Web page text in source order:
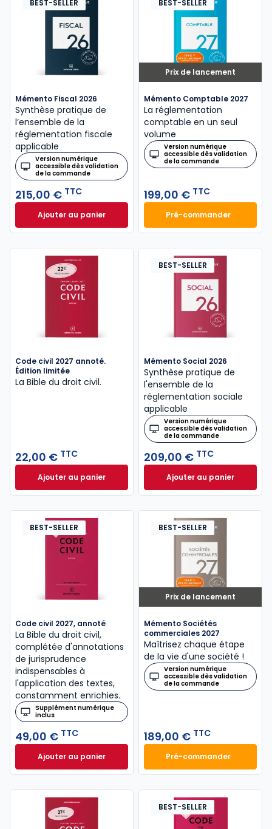
BEST-SELLER
Mémento Fiscal 2026
Synthèse pratique de
l’ensemble de la
réglementation fiscale
applicable
Version numérique
accessible dès validation
de la commande
215,00 € TTC
Ajouter au panierMémento Fiscal 2026 à 215,00 € TTC
Prix de lancement
BEST-SELLER
Mémento Comptable 2027
La réglementation
comptable en un seul
volume
Version numérique
accessible dès validation
de la commande
199,00 € TTC
Pré-commander
Mémento
Code civil 2027 annoté.
Édition limitée
La Bible du droit civil.
22,00 € TTC
Ajouter au panierCode civil 2027 annoté. Édition limitée à 22,00 € TTC
BEST-SELLER
Mémento Social 2026
Synthèse pratique de
l'ensemble de la
réglementation sociale
applicable
Version numérique
accessible dès validation
de la commande
209,00 € TTC
Ajouter au panier
Mémento Social
BEST-SELLER
Code civil 2027, annoté
La Bible du droit civil,
complétée d'annotations
de jurisprudence
indispensables à
l'application des textes,
constamment enrichies.
Supplément numérique
inclus
49,00 € TTC
Ajouter au panierCode civil 2027, annoté à 49,00 € TTC
Prix de lancement
BEST-SELLER
Mémento Sociétés
commerciales 2027
Maîtrisez chaque étape
de la vie d'une société !
Version numérique
accessible dès validation
de la commande
189,00 € TTC
Pré-commander
Mémento
BEST-SELLER